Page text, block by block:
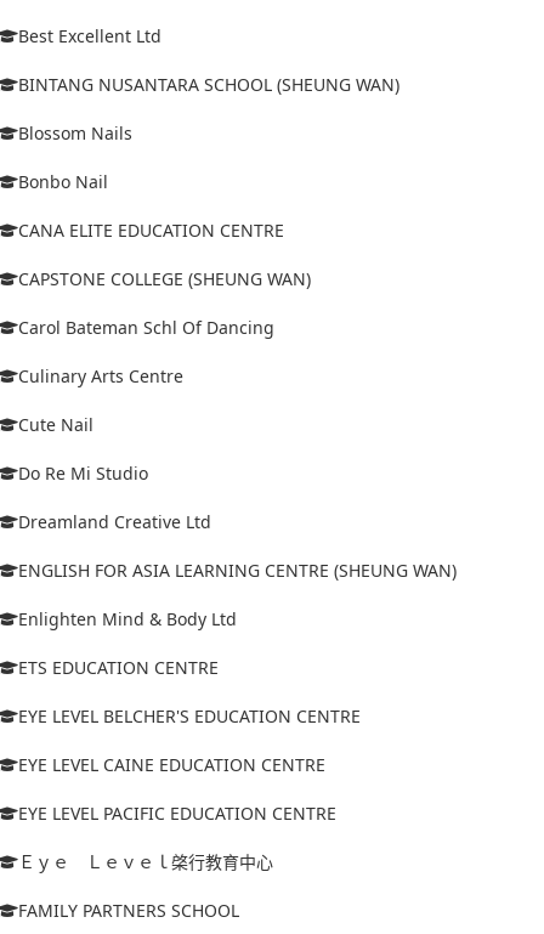
Best Excellent Ltd
BINTANG NUSANTARA SCHOOL (SHEUNG WAN)
Blossom Nails
Bonbo Nail
CANA ELITE EDUCATION CENTRE
CAPSTONE COLLEGE (SHEUNG WAN)
Carol Bateman Schl Of Dancing
Culinary Arts Centre
Cute Nail
Do Re Mi Studio
Dreamland Creative Ltd
ENGLISH FOR ASIA LEARNING CENTRE (SHEUNG WAN)
Enlighten Mind & Body Ltd
ETS EDUCATION CENTRE
EYE LEVEL BELCHER'S EDUCATION CENTRE
EYE LEVEL CAINE EDUCATION CENTRE
EYE LEVEL PACIFIC EDUCATION CENTRE
Ｅｙｅ Ｌｅｖｅｌ棨行教育中心
FAMILY PARTNERS SCHOOL